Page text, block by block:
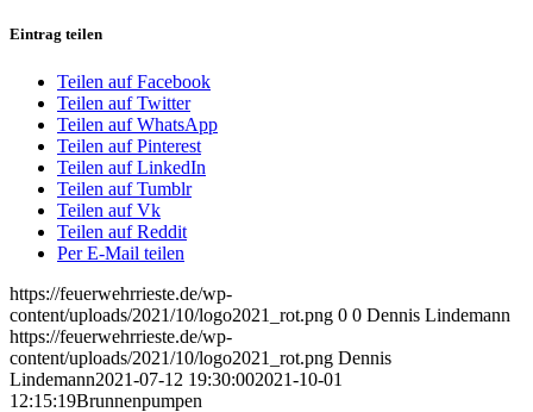
Eintrag teilen
Teilen auf Facebook
Teilen auf Twitter
Teilen auf WhatsApp
Teilen auf Pinterest
Teilen auf LinkedIn
Teilen auf Tumblr
Teilen auf Vk
Teilen auf Reddit
Per E-Mail teilen
https://feuerwehrrieste.de/wp-
content/uploads/2021/10/logo2021_rot.png 0 0 Dennis Lindemann
https://feuerwehrrieste.de/wp-
content/uploads/2021/10/logo2021_rot.png Dennis
Lindemann2021-07-12 19:30:002021-10-01
12:15:19Brunnenpumpen